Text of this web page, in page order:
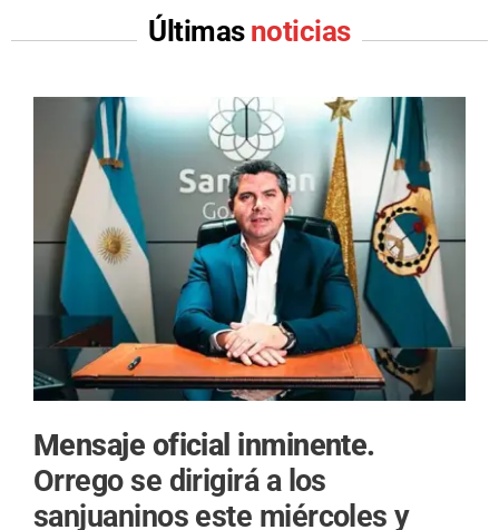
Últimas noticias
Mensaje oficial inminente.
Orrego se dirigirá a los
sanjuaninos este miércoles y